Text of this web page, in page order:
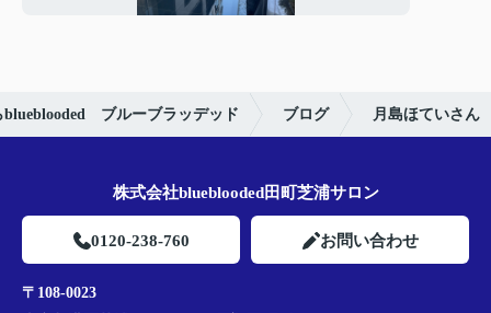
blueblooded ブルーブラッデッド ブログ 月島ほていさん
株式会社blueblooded田町芝浦サロン
0120-238-760 お問い合わせ
〒108-0023